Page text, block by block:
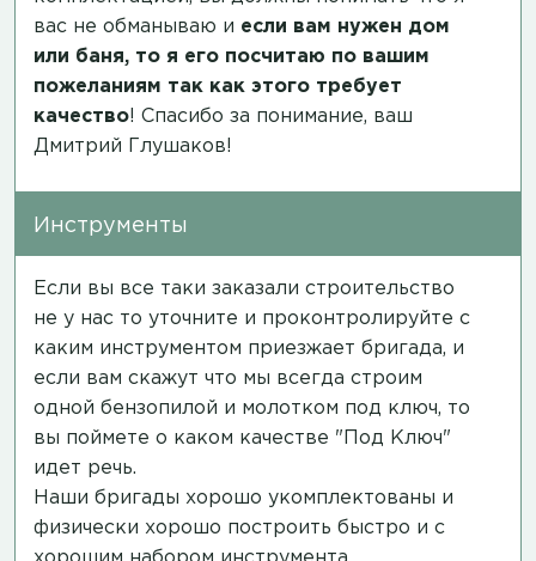
вас не обманываю и если вам нужен дом
или баня, то я его посчитаю по вашим
пожеланиям так как этого требует
качество! Спасибо за понимание, ваш
Дмитрий Глушаков!
Инструменты
Если вы все таки заказали строительство
не у нас то уточните и проконтролируйте с
каким инструментом приезжает бригада, и
если вам скажут что мы всегда строим
одной бензопилой и молотком под ключ, то
вы поймете о каком качестве "Под Ключ"
идет речь.
Наши бригады хорошо укомплектованы и
физически хорошо построить быстро и с